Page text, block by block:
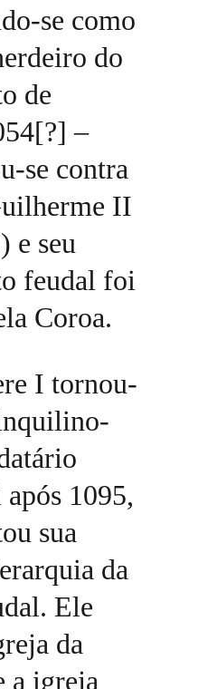
se como
do
de
–
se contra
II
e seu
feudal foi
Coroa.
I tornou-
1095,
sua
da
Ele
da
a igreja